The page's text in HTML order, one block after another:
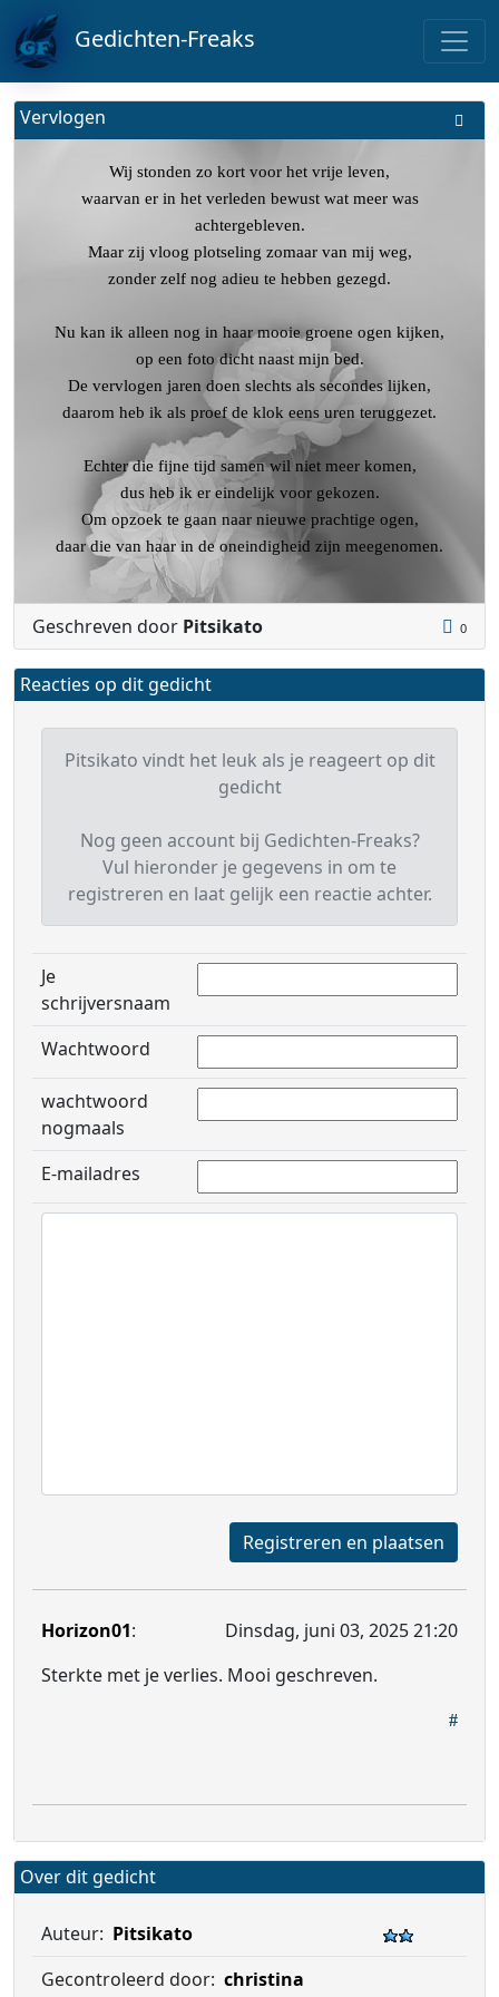
Gedichten-Freaks
Vervlogen
Wij stonden zo kort voor het vrije leven,
waarvan er in het verleden bewust wat meer was
achtergebleven.
Maar zij vloog plotseling zomaar van mij weg,
zonder zelf nog adieu te hebben gezegd.
Nu kan ik alleen nog in haar mooie groene ogen kijken,
op een foto dicht naast mijn bed.
De vervlogen jaren doen slechts als secondes lijken,
daarom heb ik als proef de klok eens uren teruggezet.
Echter die fijne tijd samen wil niet meer komen,
dus heb ik er eindelijk voor gekozen.
Om opzoek te gaan naar nieuwe prachtige ogen,
daar die van haar in de oneindigheid zijn meegenomen.
Geschreven door Pitsikato 0
Reacties op dit gedicht
Pitsikato vindt het leuk als je reageert op dit
gedicht
Nog geen account bij Gedichten-Freaks?
Vul hieronder je gegevens in om te
registreren en laat gelijk een reactie achter.
Je
schrijversnaam
Wachtwoord
wachtwoord
nogmaals
E-mailadres
Registreren en plaatsen
Horizon01:
Dinsdag, juni 03, 2025 21:20
Sterkte met je verlies. Mooi geschreven.
Over dit gedicht
Auteur: Pitsikato
Gecontroleerd door: christina